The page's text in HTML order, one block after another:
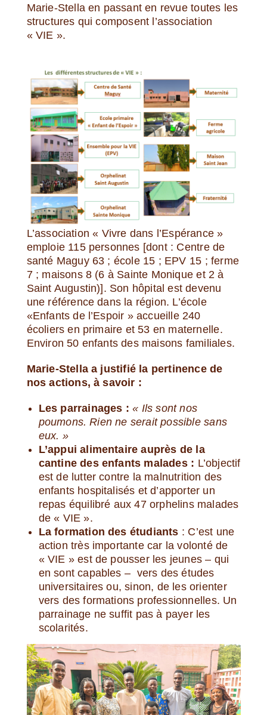
Marie-Stella en passant en revue toutes les
structures qui composent l’association
« VIE ».
L’association « Vivre dans l’Espérance »
emploie 115 personnes [dont : Centre de
santé Maguy 63 ; école 15 ; EPV 15 ; ferme
7 ; maisons 8 (6 à Sainte Monique et 2 à
Saint Augustin)]. Son hôpital est devenu
une référence dans la région. L’école
«Enfants de l’Espoir » accueille 240
écoliers en primaire et 53 en maternelle.
Environ 50 enfants des maisons familiales.
Marie-Stella a justifié la pertinence de
nos actions, à savoir :
Les parrainages :« Ils sont nos
poumons. Rien ne serait possible sans
eux. »
L’appui alimentaire auprès de la
cantine des enfants malades : L’objectif
est de lutter contre la malnutrition des
enfants hospitalisés et d’apporter un
repas équilibré aux 47 orphelins malades
de « VIE ».
La formation des étudiants : C’est une
action très importante car la volonté de
« VIE » est de pousser les jeunes – qui
en sont capables – vers des études
universitaires ou, sinon, de les orienter
vers des formations professionnelles. Un
parrainage ne suffit pas à payer les
scolarités.